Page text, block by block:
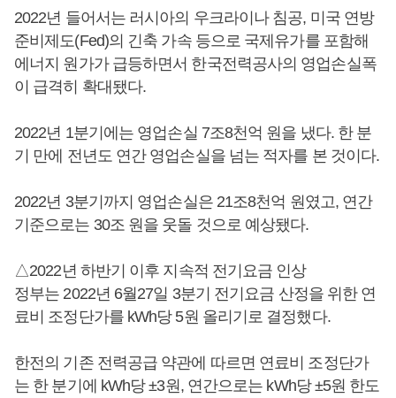
2022년 들어서는 러시아의 우크라이나 침공, 미국 연방
준비제도(Fed)의 긴축 가속 등으로 국제유가를 포함해
에너지 원가가 급등하면서 한국전력공사의 영업손실폭
이 급격히 확대됐다.
2022년 1분기에는 영업손실 7조8천억 원을 냈다. 한 분
기 만에 전년도 연간 영업손실을 넘는 적자를 본 것이다.
2022년 3분기까지 영업손실은 21조8천억 원였고, 연간
기준으로는 30조 원을 웃돌 것으로 예상됐다.
△2022년 하반기 이후 지속적 전기요금 인상
정부는 2022년 6월27일 3분기 전기요금 산정을 위한 연
료비 조정단가를 kWh당 5원 올리기로 결정했다.
한전의 기존 전력공급 약관에 따르면 연료비 조정단가
는 한 분기에 kWh당 ±3원, 연간으로는 kWh당 ±5원 한도